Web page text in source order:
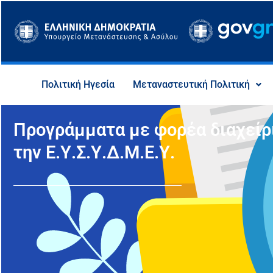
στο
περιεχόμενο
Πολιτική Ηγεσία Μεταναστευτική Πολιτική
Προγράμματα με φορέα
την Ε.Υ.Σ.Υ.Δ.Μ.Ε.Υ.